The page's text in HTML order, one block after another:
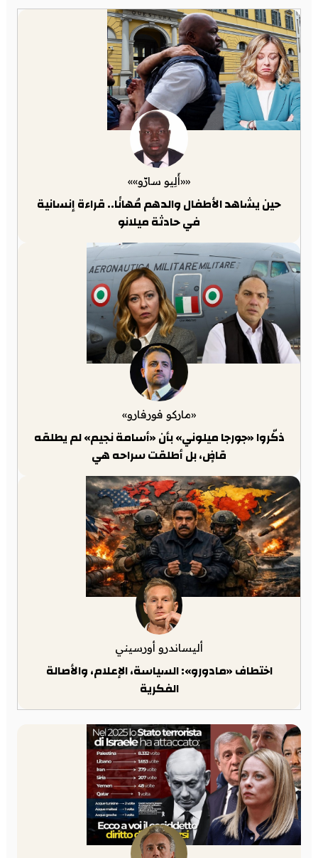
««أَلِيو سارّو»»
حين يشاهد الأطفال والدهم مُهانًا.. قراءة إنسانية
في حادثة ميلانو
«ماركو فورفارو»
ذكّروا «جورجا ميلوني» بأن «أسامة نجيم» لم يطلقه
قاضٍ، بل أطلقت سراحه هي
أليساندرو أورسيني
اختطاف «مادورو»: السياسة، الإعلام، والأصالة
الفكرية